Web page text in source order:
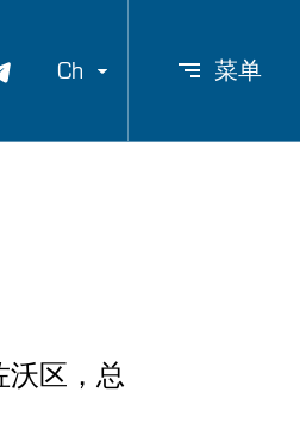
Ch 菜单
沃区，总